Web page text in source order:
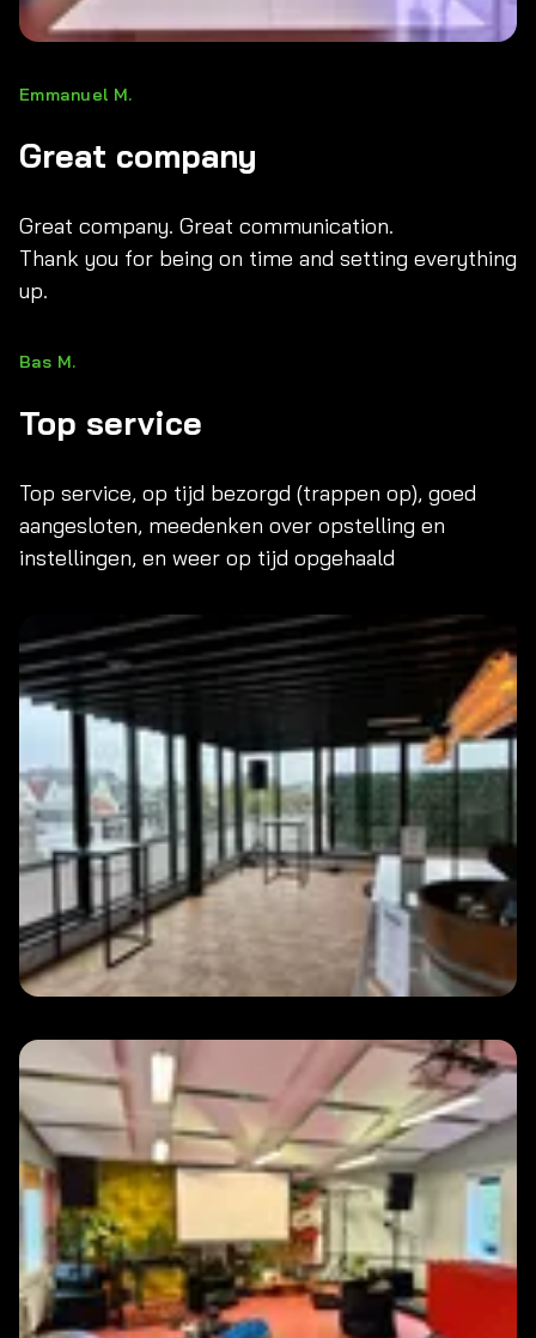
Emmanuel M.
Great company
Great company. Great communication.
Thank you for being on time and setting everything
up.
Bas M.
Top service
Top service, op tijd bezorgd (trappen op), goed
aangesloten, meedenken over opstelling en
instellingen, en weer op tijd opgehaald